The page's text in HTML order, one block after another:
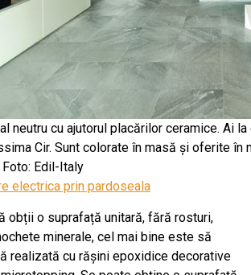
neutru cu ajutorul placărilor ceramice.
Cir. Sunt colorate în masă și oferite
Edil-Italy
electrica prin pardoseala
obții o suprafață unitară, fără rosturi,
minerale, cel mai bine este să
realizată cu rășini epoxidice decorative